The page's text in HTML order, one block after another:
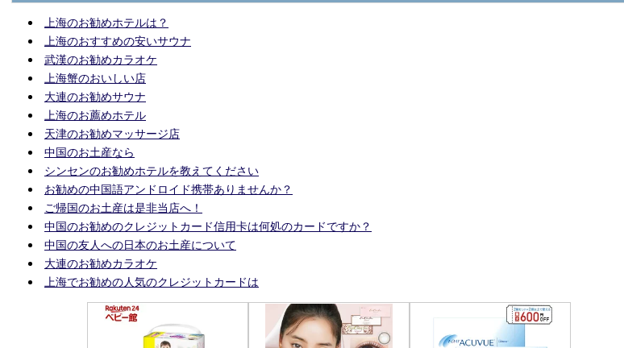
上海のお勧めホテルは？
上海のおすすめの安いサウナ
武漢のお勧めカラオケ
上海蟹のおいしい店
大連のお勧めサウナ
上海のお薦めホテル
天津のお勧めマッサージ店
中国のお土産なら
シンセンのお勧めホテルを教えてください
お勧めの中国語アンドロイド携帯ありませんか？
ご帰国のお土産は是非当店へ！
中国のお勧めのクレジットカード信用卡は何処のカードですか？
中国の友人への日本のお土産について
大連のお勧めカラオケ
上海でお勧めの人気のクレジットカードは